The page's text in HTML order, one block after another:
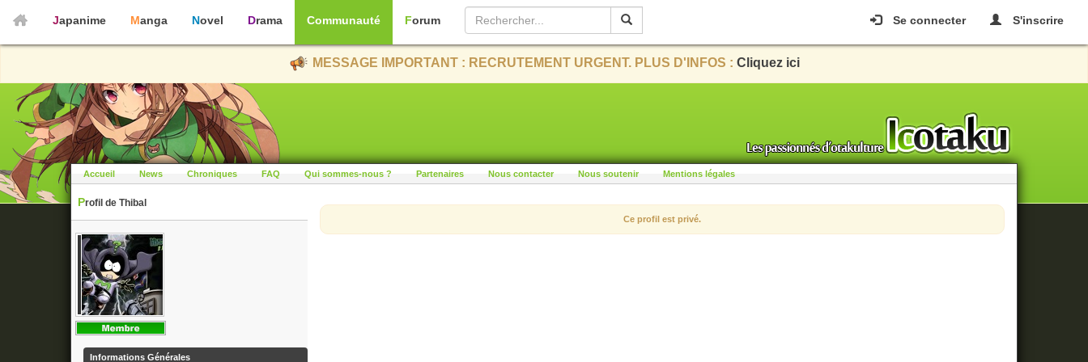
Se connecter S'inscrire
Japanime Manga Novel Drama Communauté Forum
MESSAGE IMPORTANT : RECRUTEMENT URGENT. PLUS D'INFOS : Cliquez ici
Accueil News Chroniques FAQ Qui sommes-nous ? Partenaires Nous contacter Nous soutenir Mentions légales
Profil de Thibal
Informations Générales
Ce profil est privé.